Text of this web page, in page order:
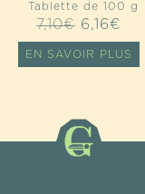
Tablette de 100 g
7,10€ LE
PRIX
6,16€
EN SAVOIR PLUS